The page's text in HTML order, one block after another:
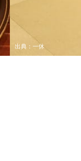
出典：一休